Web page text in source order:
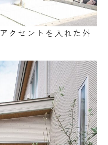
クセントを入れた外